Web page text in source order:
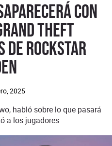
con
Theft
de Rockstar
2025
habló sobre lo que pasará
a los jugadores